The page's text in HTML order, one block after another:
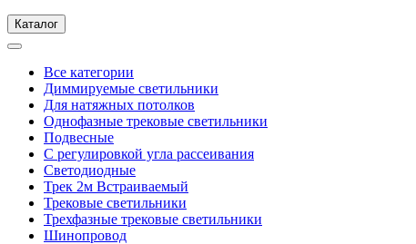
Каталог
Все категории
Диммируемые светильники
Для натяжных потолков
Однофазные трековые светильники
Подвесные
С регулировкой угла рассеивания
Светодиодные
Трек 2м Встраиваемый
Трековые светильники
Трехфазные трековые светильники
Шинопровод